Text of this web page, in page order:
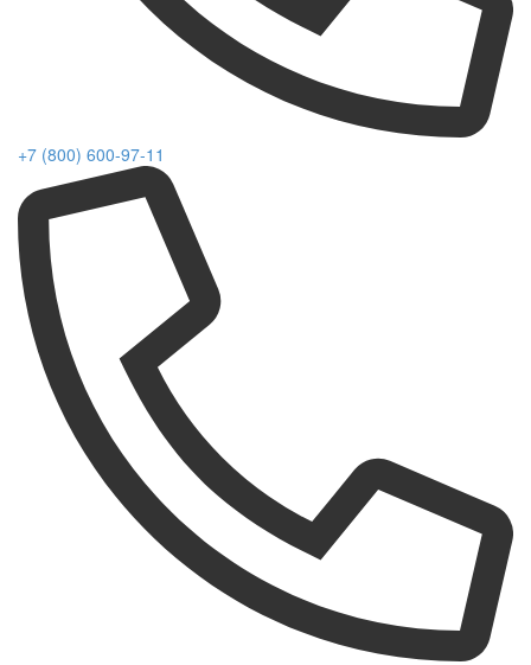
+7 (800) 600-97-11